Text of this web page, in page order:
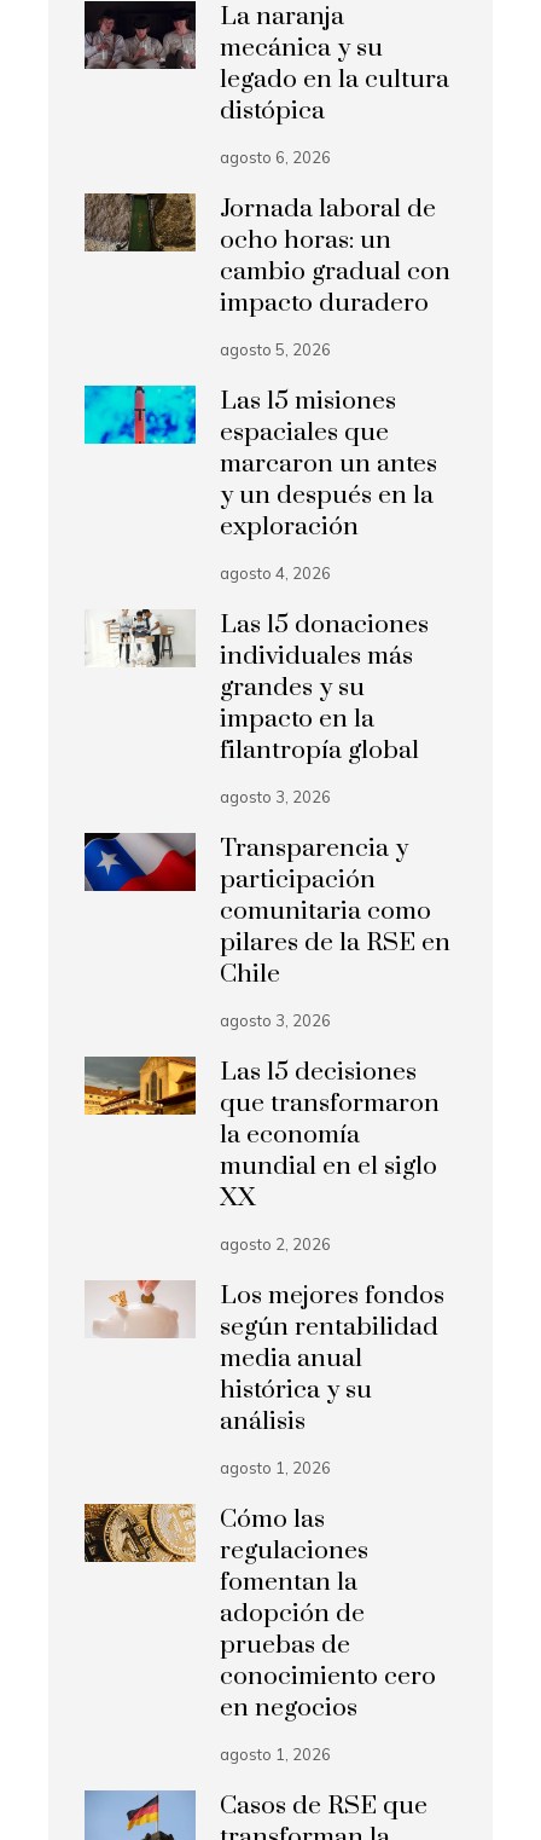
La naranja
mecánica y su
legado en la cultura
distópica
agosto 6, 2026
Jornada laboral de
ocho horas: un
cambio gradual con
impacto duradero
agosto 5, 2026
Las 15 misiones
espaciales que
marcaron un antes
y un después en la
exploración
agosto 4, 2026
Las 15 donaciones
individuales más
grandes y su
impacto en la
filantropía global
agosto 3, 2026
Transparencia y
participación
comunitaria como
pilares de la RSE en
Chile
agosto 3, 2026
Las 15 decisiones
que transformaron
la economía
mundial en el siglo
XX
agosto 2, 2026
Los mejores fondos
según rentabilidad
media anual
histórica y su
análisis
agosto 1, 2026
Cómo las
regulaciones
fomentan la
adopción de
pruebas de
conocimiento cero
en negocios
agosto 1, 2026
Casos de RSE que